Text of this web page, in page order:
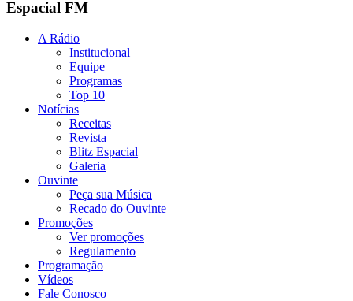
Espacial FM
A Rádio
Institucional
Equipe
Programas
Top 10
Notícias
Receitas
Revista
Blitz Espacial
Galeria
Ouvinte
Peça sua Música
Recado do Ouvinte
Promoções
Ver promoções
Regulamento
Programação
Vídeos
Fale Conosco